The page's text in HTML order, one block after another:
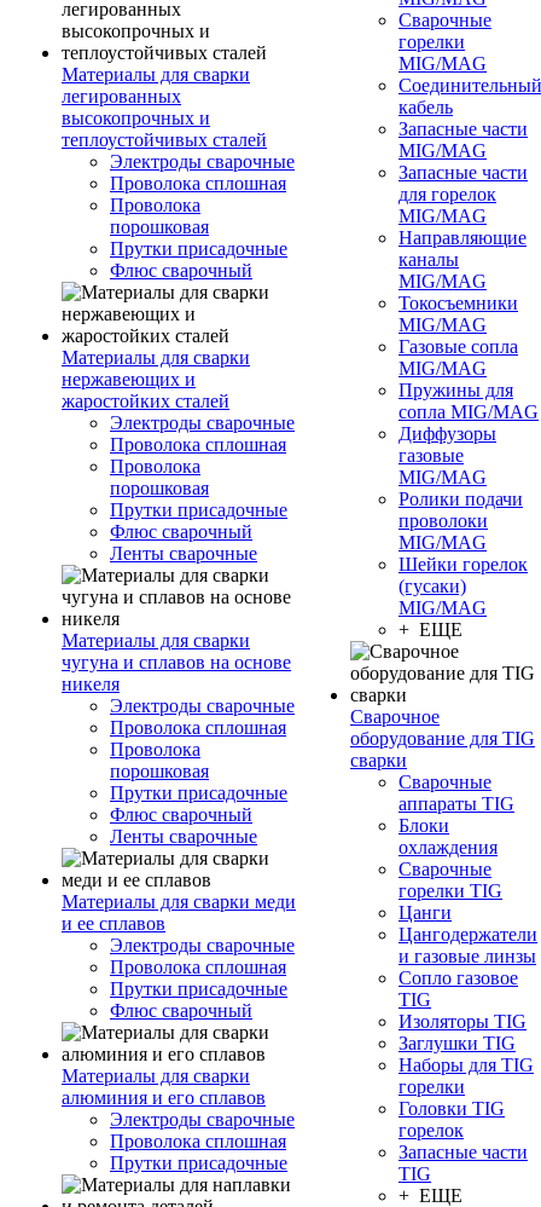
Материалы для сварки
легированных
высокопрочных и
теплоустойчивых сталей
Электроды сварочные
Проволока сплошная
Проволока
порошковая
Прутки присадочные
Флюс сварочный
Материалы для сварки
нержавеющих и
жаростойких сталей
Электроды сварочные
Проволока сплошная
Проволока
порошковая
Прутки присадочные
Флюс сварочный
Ленты сварочные
Материалы для сварки
чугуна и сплавов на основе
никеля
Электроды сварочные
Проволока сплошная
Проволока
порошковая
Прутки присадочные
Флюс сварочный
Ленты сварочные
Материалы для сварки меди
и ее сплавов
Электроды сварочные
Проволока сплошная
Прутки присадочные
Флюс сварочный
Материалы для сварки
алюминия и его сплавов
Электроды сварочные
Проволока сплошная
Прутки присадочные
Сварочные
горелки
MIG/MAG
Соединительный
кабель
Запасные части
MIG/MAG
Запасные части
для горелок
MIG/MAG
Направляющие
каналы
MIG/MAG
Токосъемники
MIG/MAG
Газовые сопла
MIG/MAG
Пружины для
сопла MIG/MAG
Диффузоры
газовые
MIG/MAG
Ролики подачи
проволоки
MIG/MAG
Шейки горелок
(гусаки)
MIG/MAG
+ ЕЩЕ
Сварочное
оборудование для TIG
сварки
Сварочные
аппараты TIG
Блоки
охлаждения
Сварочные
горелки TIG
Цанги
Цангодержатели
и газовые линзы
Сопло газовое
TIG
Изоляторы TIG
Заглушки TIG
Наборы для TIG
горелки
Головки TIG
горелок
Запасные части
TIG
+ ЕЩЕ